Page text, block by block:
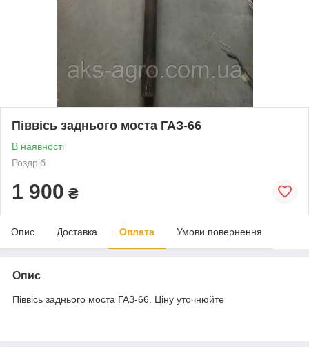
Піввісь заднього моста ГАЗ-66
В наявності
Роздріб
1 900 ₴
Опис Доставка Оплата Умови повернення
Опис
Піввісь заднього моста ГАЗ-66. Ціну уточнюйте